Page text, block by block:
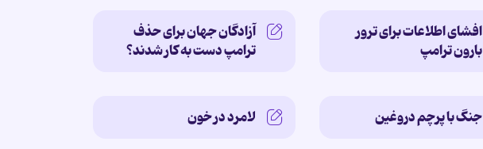
افشای اطلاعات برای ترور
بارون ترامپ
آزادگان جهان برای حذف
ترامپ دست به کار شدند؟
جنگ با پرچم دروغین لامرد در خون